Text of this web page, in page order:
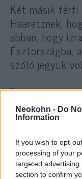
Neokohn - Do
Information
If you wish to opt-
processing of your
targeted
section to confirm
Két másik férfi
Haaretznek,
abban, hogy
Észtországba,
szóló jegyük
A
izraelit is